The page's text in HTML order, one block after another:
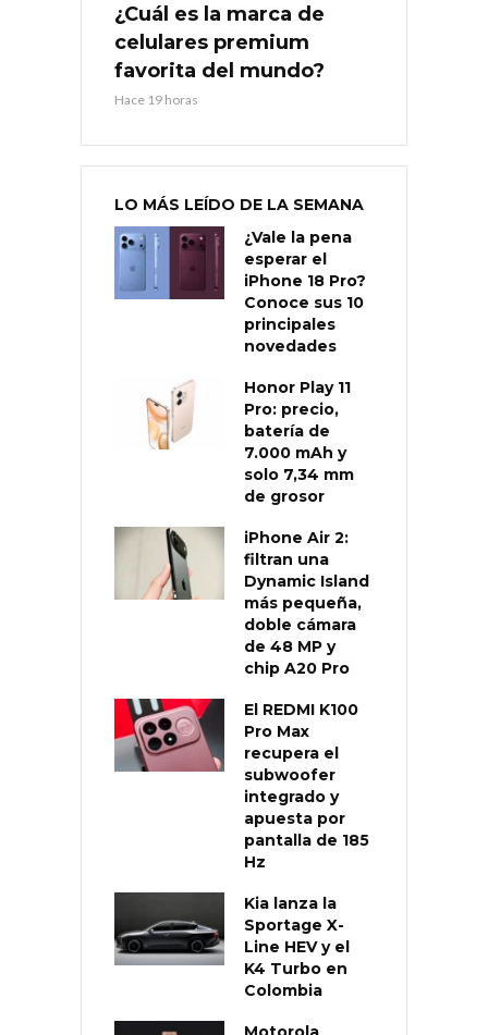
¿Cuál es la marca de
celulares premium
favorita del mundo?
Hace 19 horas
LO MÁS LEÍDO DE LA SEMANA
¿Vale la pena
esperar el
iPhone 18 Pro?
Conoce sus 10
principales
novedades
Honor Play 11
Pro: precio,
batería de
7.000 mAh y
solo 7,34 mm
de grosor
iPhone Air 2:
filtran una
Dynamic Island
más pequeña,
doble cámara
de 48 MP y
chip A20 Pro
El REDMI K100
Pro Max
recupera el
subwoofer
integrado y
apuesta por
pantalla de 185
Hz
Kia lanza la
Sportage X-
Line HEV y el
K4 Turbo en
Colombia